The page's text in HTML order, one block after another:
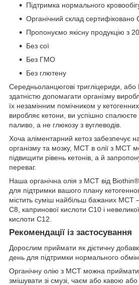
Підтримка нормального
Органічний склад сертифіковано
Пропонуємо якісну продукцію з
Без сої
Без ГМО
Без глютену
Середньоланцюгові тригліцериди, або
здатністю допомагати організму
їх незамінним помічником у
виробляє кетони, ви успішно
паливо, а не глюкозу з вуглеводів.
Хоча аліментарний кетоз забезпечує
організму та мозку, МСТ в олії з МСТ
підвищити рівень кетонів, а й
переваг.
Наша органічна олія з MCT від
для підтримки вашого плану
містить суміш найбільш бажаних MCT
C8, капринової кислоти C10 і
кислоти C12.
Рекомендації із застосування
Дорослим приймати як дієтичну
день для підтримки нормального
Органічну олію з MCT можна
змішувати зі смузі, чаєм або кавою